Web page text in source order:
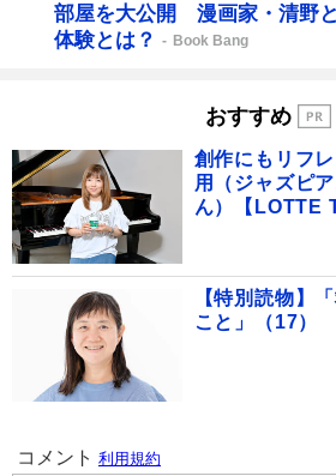
部屋を大公開 漫画家・清野
体験とは？
Book Bang
おすすめ
創作にもリフ
用（ジャズピ
ん）【LOTTE
【特別読物】
こと」（17）